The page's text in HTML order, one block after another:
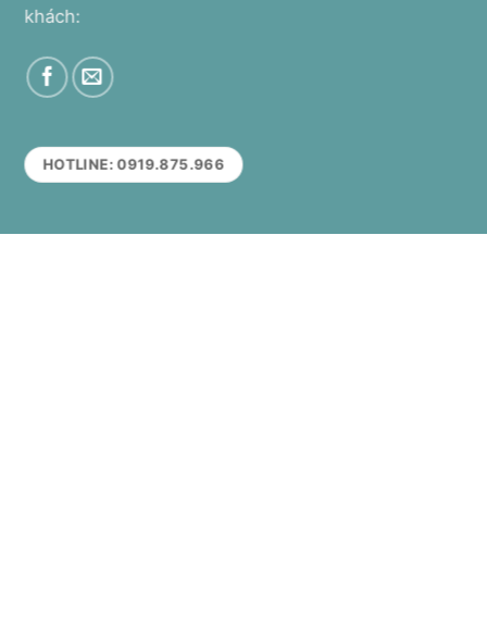
khách:
HOTLINE: 0919.875.966